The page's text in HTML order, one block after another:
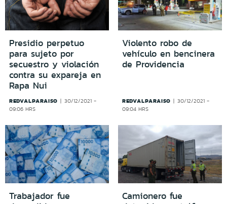
Presidio perpetuo
para sujeto por
secuestro y violación
contra su expareja en
Rapa Nui
REDVALPARAISO
30/12/2021 -
09:06 HRS
Violento robo de
vehículo en bencinera
de Providencia
REDVALPARAISO
30/12/2021 -
09:04 HRS
Trabajador fue
Camionero fue